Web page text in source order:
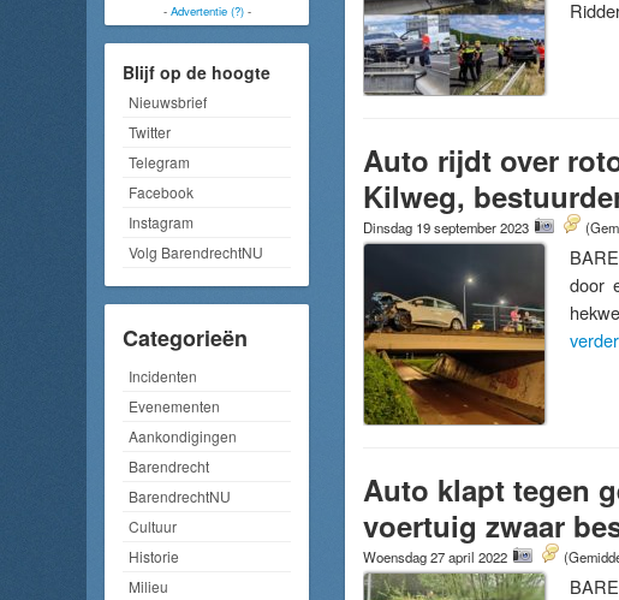
- Advertentie (?)-
Blijf op de hoogte
Nieuwsbrief
Twitter
Telegram
Facebook
Instagram
Volg BarendrechtNU
Categorieën
Incidenten
Evenementen
Aankondigingen
Barendrecht
BarendrechtNU
Cultuur
Historie
Milieu
Auto rijdt over
Kilweg,
Dinsdag 19 september 2023
door
verder
Auto klapt tegen
voertuig zwaar
Woensdag 27 april 2022